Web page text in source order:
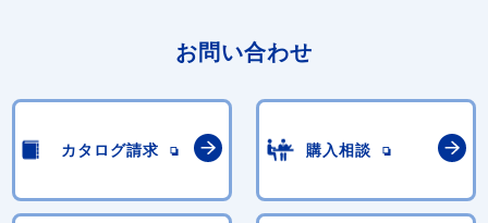
お問い合わせ
カタログ請求 購入相談